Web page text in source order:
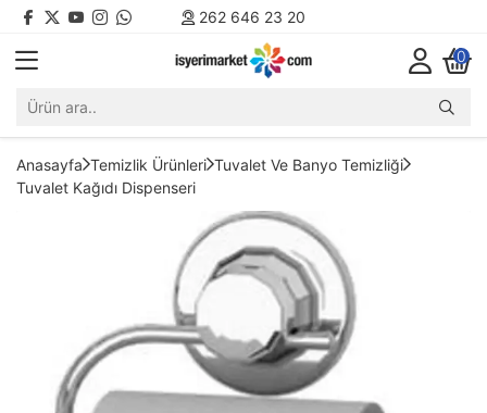
262 646 23 20
0
Anasayfa Temizlik Ürünleri Tuvalet Ve Banyo Temizliği
Tuvalet Kağıdı Dispenseri